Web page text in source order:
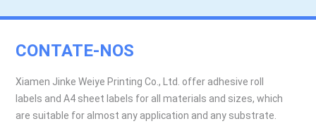
CONTATE-NOS
Xiamen Jinke Weiye Printing Co., Ltd. offer adhesive roll
labels and A4 sheet labels for all materials and sizes, which
are suitable for almost any application and any substrate.